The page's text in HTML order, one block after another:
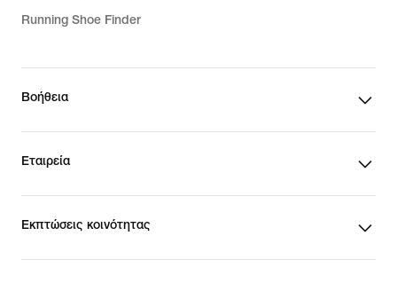
Running Shoe Finder
Βοήθεια
Εταιρεία
Εκπτώσεις κοινότητας